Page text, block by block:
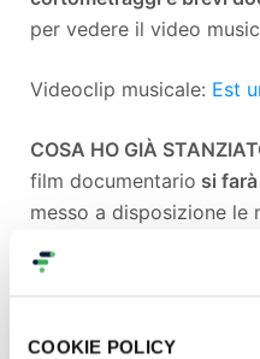
COOKIE POLICY
per vedere il video
Videoclip musicale: Est
COSA HO GIÀ
film documentario si
messo a disposizione le
attrezzatura e ho
budget personale (circa
costosa fase finale di